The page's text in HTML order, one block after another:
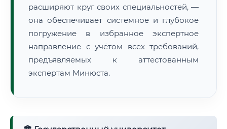
расширяют круг своих специальностей, —
она обеспечивает системное и глубокое
погружение в избранное экспертное
направление с учётом всех требований,
предъявляемых к аттестованным
экспертам Минюста.